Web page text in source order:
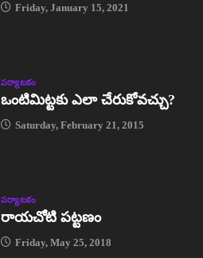
Friday, January 15, 2021
పర్యాటకం
ఒంటిమిట్టకు ఎలా చేరుకోవచ్చు?
Saturday, February 21, 2015
పర్యాటకం
రాయచోటి పట్టణం
Friday, May 25, 2018